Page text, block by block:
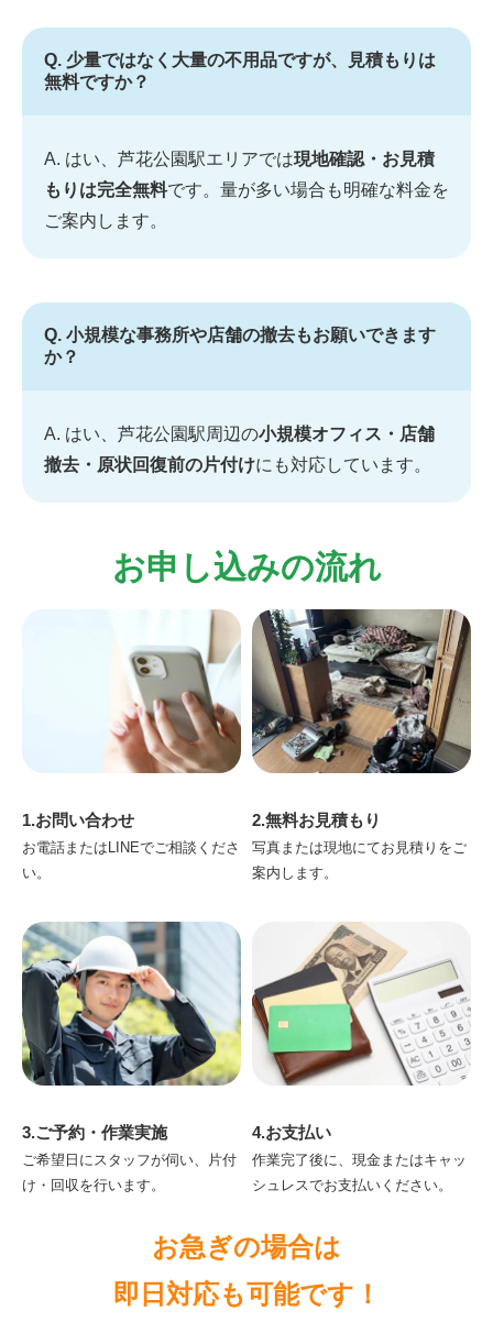
Q. 少量ではなく大量の不用品ですが、見積もりは
無料ですか？
A. はい、芦花公園駅エリアでは現地確認・お見積
もりは完全無料です。量が多い場合も明確な料金を
ご案内します。
Q. 小規模な事務所や店舗の撤去もお願いできます
か？
A. はい、芦花公園駅周辺の小規模オフィス・店舗
撤去・原状回復前の片付けにも対応しています。
お申し込みの流れ
1.お問い合わせ
お電話またはLINEでご相談くださ
い。
2.無料お見積もり
写真または現地にてお見積りをご
案内します。
3.ご予約・作業実施
ご希望日にスタッフが伺い、片付
け・回収を行います。
4.お支払い
作業完了後に、現金またはキャッ
シュレスでお支払いください。
お急ぎの場合は
即日対応も可能です！